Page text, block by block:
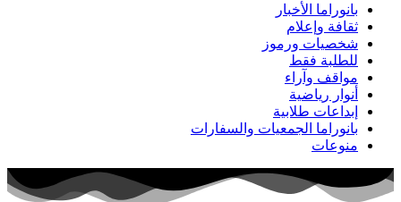
بانوراما الأخبار
ثقافة وإعلام
شخصيات ورموز
للطلبة فقط
مواقف وآراء
أنوار رياضية
إبداعات طلابية
بانوراما الجمعيات والسفارات
منوعات